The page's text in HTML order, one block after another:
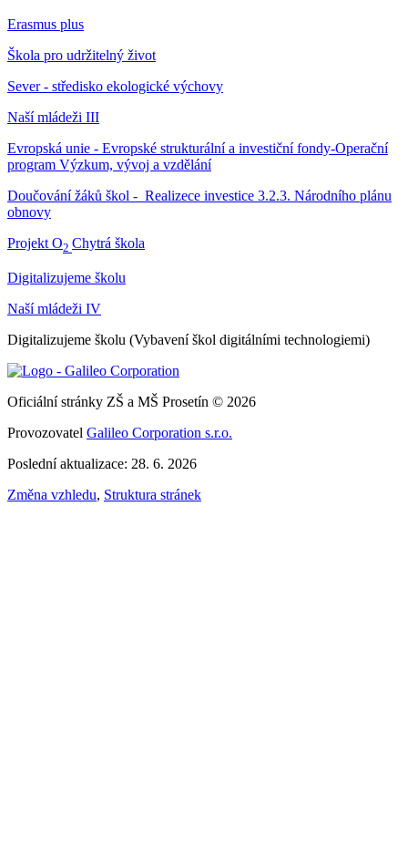
Erasmus plus
Škola pro udržitelný život
Sever - středisko ekologické výchovy
Naší mládeži III
Evropská unie - Evropské strukturální a investiční fondy-Operační
program Výzkum, vývoj a vzdělání
Doučování žáků škol - Realizece investice 3.2.3. Národního plánu
obnovy
Projekt O2 Chytrá škola
Digitalizujeme školu
Naší mládeži IV
Digitalizujeme školu (Vybavení škol digitálními technologiemi)
Oficiální stránky ZŠ a MŠ Prosetín © 2026
Provozovatel Galileo Corporation s.r.o.
Poslední aktualizace: 28. 6. 2026
Změna vzhledu, Struktura stránek